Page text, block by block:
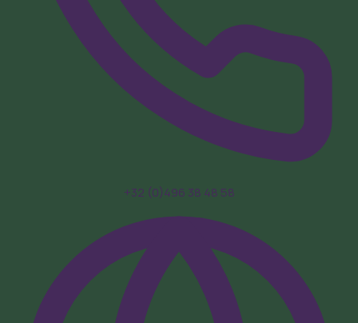
+32 (0)496 38 48 58